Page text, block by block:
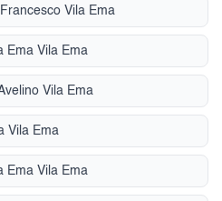
Vila Ema
Ema Vila Ema
Vila Ema
Vila Ema
Ema Vila Ema